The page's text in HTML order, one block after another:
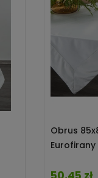
Obrus
Eurofirany
Cena